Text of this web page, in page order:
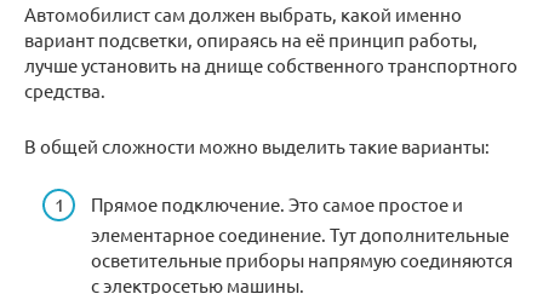
Автомобилист сам должен выбрать, какой именно
вариант подсветки, опираясь на её принцип работы,
лучше установить на днище собственного транспортного
средства.
В общей сложности можно выделить такие варианты:
Прямое подключение. Это самое простое и
элементарное соединение. Тут дополнительные
осветительные приборы напрямую соединяются
с электросетью машины.